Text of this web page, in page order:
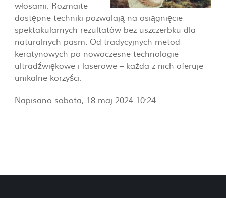
włosami. Rozmaite
dostępne techniki pozwalają na osiągnięcie
spektakularnych rezultatów bez uszczerbku dla
naturalnych pasm. Od tradycyjnych metod
keratynowych po nowoczesne technologie
ultradźwiękowe i laserowe – każda z nich oferuje
unikalne korzyści.
Napisano sobota, 18 maj 2024 10:24